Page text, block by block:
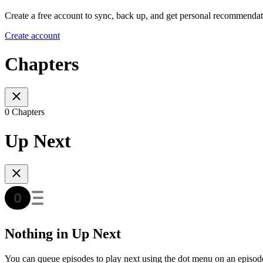
Create a free account to sync, back up, and get personal
Create account
Chapters
0 Chapters
Up Next
Nothing in Up Next
You can queue episodes to play next using the dot menu on an